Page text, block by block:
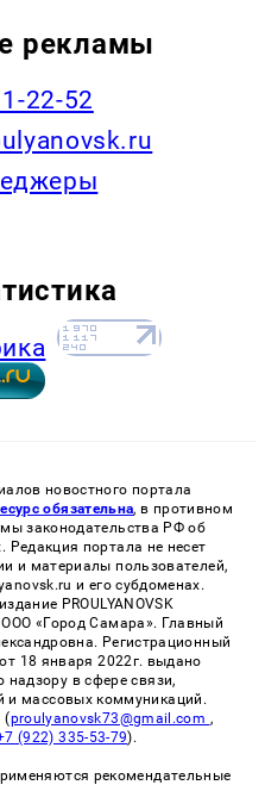
рекламы
22-52
новостного портала
обязательна, в противном
законодательства РФ об
портала не несет
и материалы пользователей,
и его субдоменах.
PROULYANOVSK
«Город Самара». Главный
Регистрационный
18 января 2022г. выдано
в сфере связи,
и массовых коммуникаций.
(proulyanovsk73@gmail.com ,
(922) 335-53-79).
рекомендательные